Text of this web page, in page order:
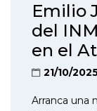
Emilio
del
en el
21/10/
Arranca una